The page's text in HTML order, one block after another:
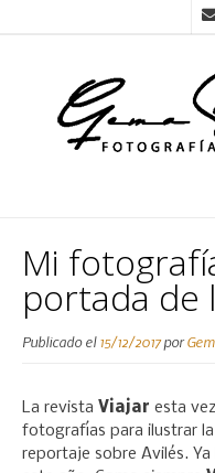
Mi
portada de
Publicado el15/12/2017por
La revista Viajar esta
fotografías para ilustrar
reportaje sobre Avilés.